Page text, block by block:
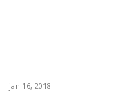
- jan 16, 2018